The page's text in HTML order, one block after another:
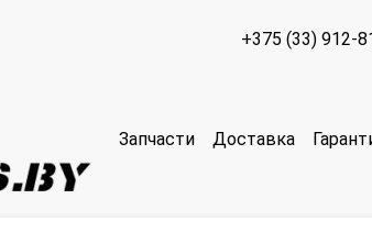
+375 (33) 912-
Запчасти Доставка